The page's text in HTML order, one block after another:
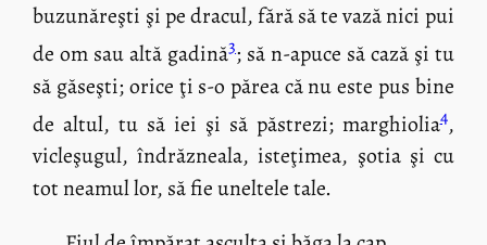
buzunăreşti şi pe dracul, fără să te vază nici pui
de om sau altă gadină3; să n-apuce să cază şi tu
să găseşti; orice ţi s-o părea că nu este pus bine
de altul, tu să iei şi să păstrezi; marghiolia4,
vicleşugul, îndrăzneala, isteţimea, şotia şi cu
tot neamul lor, să fie uneltele tale.